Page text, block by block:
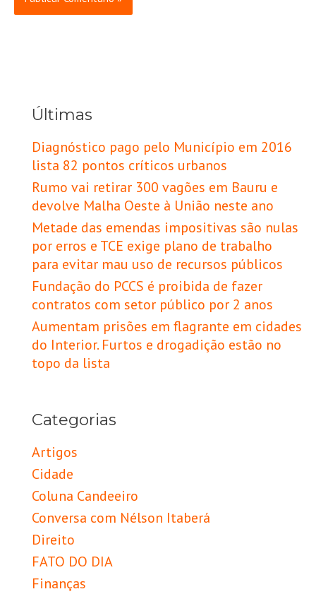
Últimas
Diagnóstico pago pelo Município em 2016
lista 82 pontos críticos urbanos
Rumo vai retirar 300 vagões em Bauru e
devolve Malha Oeste à União neste ano
Metade das emendas impositivas são nulas
por erros e TCE exige plano de trabalho
para evitar mau uso de recursos públicos
Fundação do PCCS é proibida de fazer
contratos com setor público por 2 anos
Aumentam prisões em flagrante em cidades
do Interior. Furtos e drogadição estão no
topo da lista
Categorias
Artigos
Cidade
Coluna Candeeiro
Conversa com Nélson Itaberá
Direito
FATO DO DIA
Finanças